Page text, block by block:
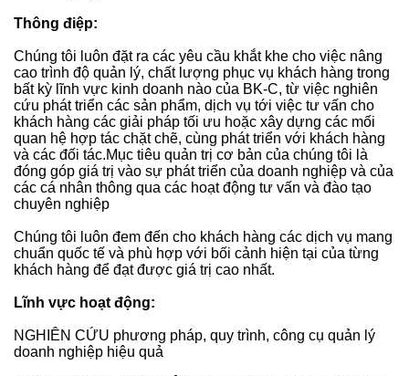
Thông điệp:
Chúng tôi luôn đặt ra các yêu cầu khắt khe cho việc nâng
cao trình độ quản lý, chất lượng phục vụ khách hàng trong
bất kỳ lĩnh vực kinh doanh nào của BK-C, từ việc nghiên
cứu phát triển các sản phẩm, dịch vụ tới việc tư vấn cho
khách hàng các giải pháp tối ưu hoặc xây dựng các mối
quan hệ hợp tác chặt chẽ, cùng phát triển với khách hàng
và các đối tác.Mục tiêu quản trị cơ bản của chúng tôi là
đóng góp giá trị vào sự phát triển của doanh nghiệp và của
các cá nhân thông qua các hoạt động tư vấn và đào tạo
chuyên nghiệp
Chúng tôi luôn đem đến cho khách hàng các dịch vụ mang
chuẩn quốc tế và phù hợp với bối cảnh hiện tại của từng
khách hàng để đạt được giá trị cao nhất.
Lĩnh vực hoạt động:
NGHIÊN CỨU phương pháp, quy trình, công cụ quản lý
doanh nghiệp hiệu quả